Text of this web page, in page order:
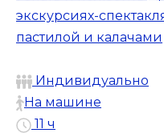
экскурсиях-
пастилой и калачами
Индивидуально
На машине
11 ч